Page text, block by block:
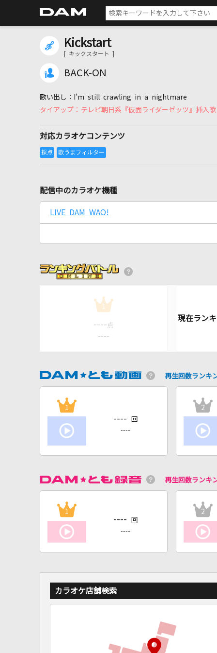
Kickstart
[ キックスタート ]
BACK-ON
I'm still crawling in a nightmare
テレビ朝日系『仮面ライダーゼッツ』挿入歌
対応カラオケコンテンツ
配信中のカラオケ機種
LIVE DAM WAO!
1
---- 点
----
再生回数ランキ
1
---- 回
----
2
再生回数ランキ
1
---- 回
----
2
カラオケ店舗検索